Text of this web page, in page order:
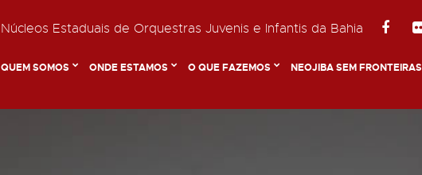
Núcleos Estaduais de Orquestras Juvenis e Infantis da Bahia
QUEM SOMOS ONDE ESTAMOS O QUE FAZEMOS NEOJIBA SEM FRONTEIRAS